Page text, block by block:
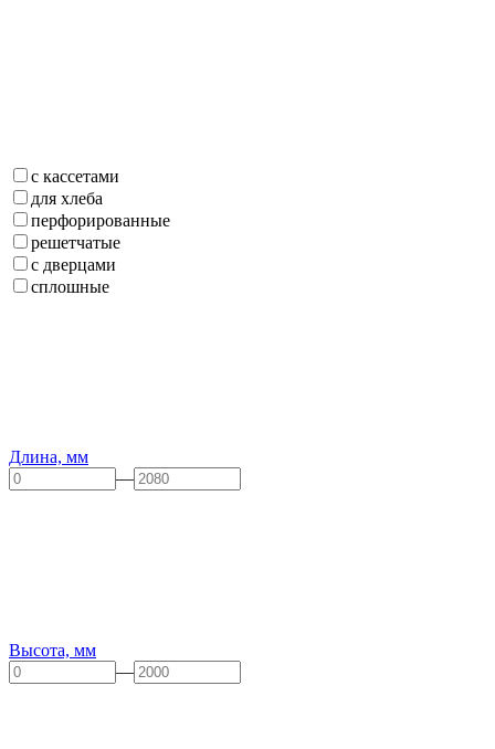
c кассетами
для хлеба
перфорированные
решетчатые
с дверцами
сплошные
Длина, мм
—
Высота, мм
—